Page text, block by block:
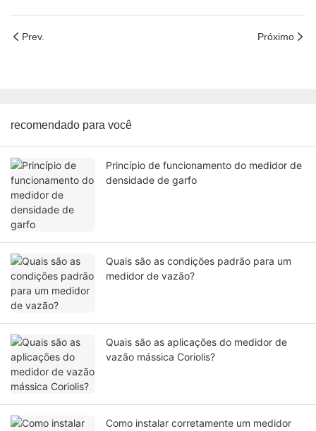
Prev. Próximo
recomendado para você
Princípio de funcionamento do medidor de
densidade de garfo
Quais são as condições padrão para um
medidor de vazão?
Quais são as aplicações do medidor de
vazão mássica Coriolis?
Como instalar corretamente um medidor